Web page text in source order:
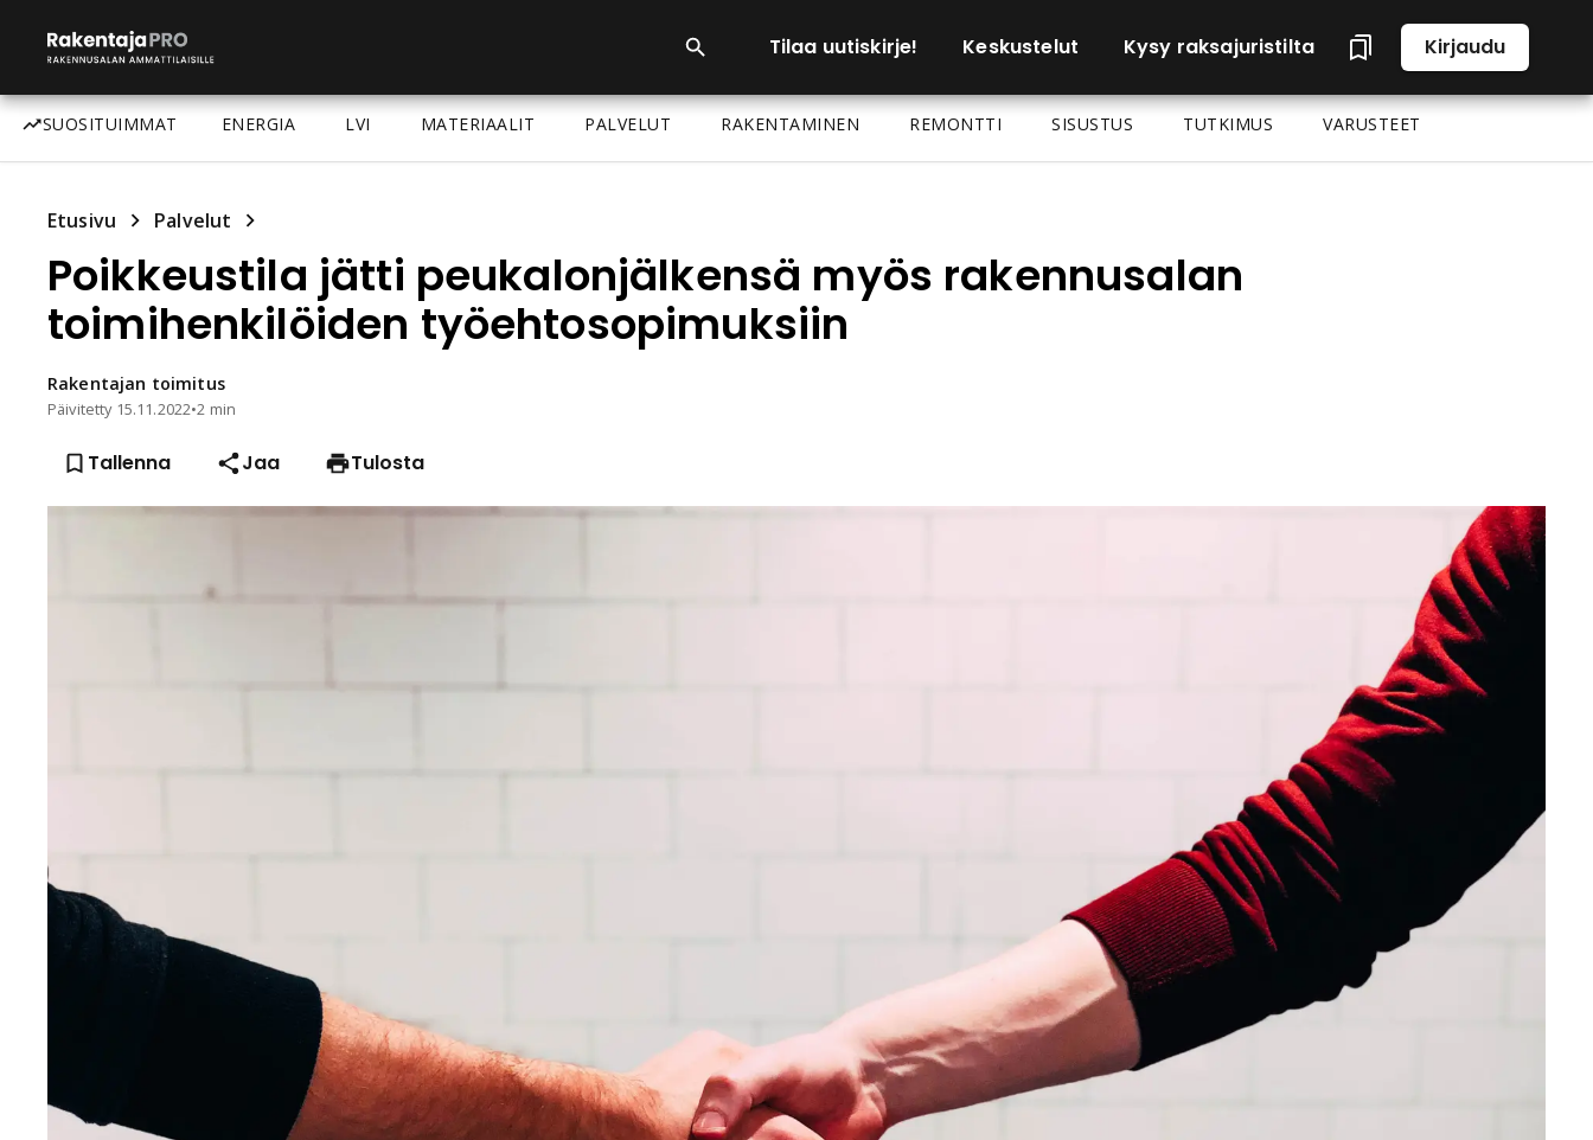
Tilaa uutiskirje! Keskustelut Kysy raksajuristilta Kirjaudu
SUOSITUIMMAT ENERGIA LVI MATERIAALIT PALVELUT RAKENTAMINEN REMONTTI SISUSTUS TUTKIMUS VARUSTEET
Etusivu Palvelut
Poikkeustila jätti peukalonjälkensä myös rakennusalan
toimihenkilöiden työehtosopimuksiin
Rakentajan toimitus
Päivitetty 15.11.2022•2 min
Tallenna Jaa Tulosta